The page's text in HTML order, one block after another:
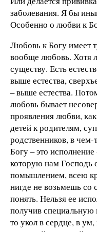
заболевания. Я бы
Особенно о любви к
Любовь к Богу имеет
вообще любовь. Хотя
существу. Есть
выше естества,
– выше естества.
любовь бывает
проявления любви,
детей к родителям,
родственников, в
Богу – это
которую нам Господь
помышлением, всею
нигде не возьмешь со
понять. Нельзя ее
получив специальную
то укол в сердце, в